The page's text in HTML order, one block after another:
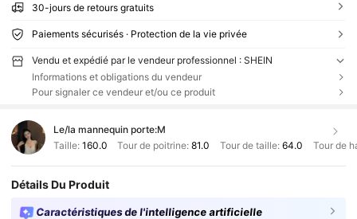
30-jours de retours gratuits
Paiements sécurisés · Protection de la vie privée
Vendu et expédié par le vendeur professionnel : SHEIN
Informations et obligations du vendeur
Pour signaler ce vendeur et/ou ce produit
Le/la mannequin porte:M
Taille: 160.0 Tour de poitrine:81.0 Tour de taille: 64.0 Tour de
Détails Du Produit
Caractéristiques de l'intelligence artificielle